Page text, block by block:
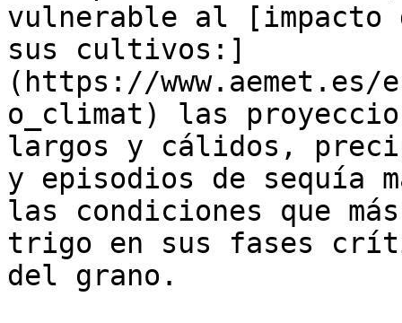
vulnerable al [impacto
sus cultivos:]
(https://
o_climat) las
largos y cálidos,
y episodios de sequía
las condiciones que
trigo en sus fases
del grano.